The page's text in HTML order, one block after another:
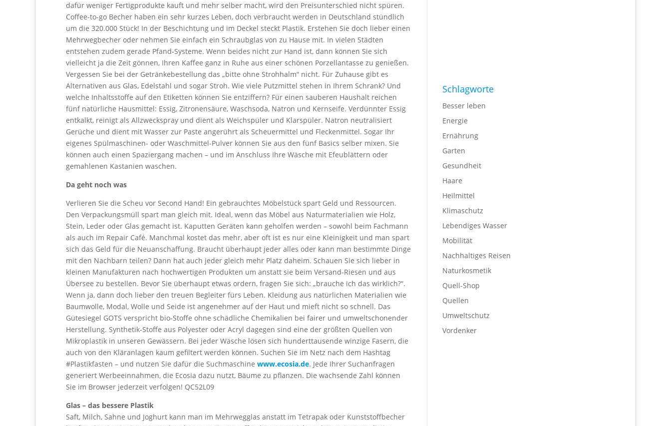
dafür weniger Fertigprodukte kauft und mehr selber macht, wird den Preisunterschied nicht spüren.
Coffee-to-go Becher haben ein sehr kurzes Leben, doch verbraucht werden in Deutschland stündlich
um die 320.000 Stück! In der Beschichtung und im Deckel steckt Plastik. Erstehen Sie doch lieber einen
Mehrwegbecher oder nehmen Sie einfach ein Schraubglas von zu Hause mit. In vielen Städten
entstehen zudem gerade Pfand-Systeme. Wenn beides nicht zur Hand ist, dann können Sie sich
vielleicht ja die Zeit gönnen, Ihren Kaffee ganz in Ruhe aus einer schönen Porzellantasse zu genießen.
Vergessen Sie bei der Getränkebestellung das „bitte ohne Strohhalm“ nicht. Für Zuhause gibt es
Alternativen aus Glas, Edelstahl und sogar Stroh. Wie viele Putzmittel stehen in Ihrem Schrank? Und
welche Inhaltsstoffe auf den Etiketten können Sie entziffern? Für einen sauberen Haushalt reichen
fünf natürliche Hausmittel: Essig, Zitronensäure, Waschsoda, Natron und Kernseife. Verdünnter Essig
entkalkt, reinigt als Allzweckspray und dient als Weichspüler und Klarspüler. Natron neutralisiert
Gerüche und dient mit Wasser zur Paste angerührt als Scheuermittel und Fleckenmittel. Sogar Ihr
eigenes Spülmaschinen- oder Waschmittel-Pulver können Sie aus den fünf Basics selber mixen. Sie
können auch einen Spaziergang machen – und im Anschluss Ihre Wäsche mit Efeublättern oder
gemahlenen Kastanien waschen.
Da geht noch was
Verlieren Sie die Scheu vor Second Hand! Ein gebrauchtes Möbelstück spart Geld und Ressourcen.
Den Verpackungsmüll spart man gleich mit. Ideal, wenn das Möbel aus Naturmaterialien wie Holz,
Stein, Leder oder Glas gemacht ist. Kaputten Geräten kann geholfen werden – sowohl beim Fachmann
als auch im Repair Café. Manchmal kostet das mehr, aber oft ist es nur eine Kleinigkeit und man spart
sich das Geld für die Neuanschaffung. Braucht überhaupt jeder alles oder kann man bestimmte Dinge
mit den Nachbarn teilen? Dann hat auch jeder gleich mehr Platz daheim. Schauen Sie sich lieber in
kleinen Manufakturen nach hochwertigen Produkten um anstatt sie beim Versand-Riesen und aus
Übersee zu bestellen. Bevor Sie überhaupt etwas ordern, fragen Sie sich: „brauche ich das wirklich?“.
Wenn ja, dann doch lieber den treuen Begleiter fürs Leben. Kleidung aus natürlichen Materialien wie
Baumwolle, Modal, Wolle und Seide ist angenehmer auf der Haut und mieft nicht so schnell. Das
Gütesiegel GOTS verspricht bio-Stoffe ohne schädliche Chemikalien bei fairer und umweltschonender
Herstellung. Synthetik-Stoffe aus Polyester oder Acryl dagegen sind eine der größten Quellen von
Mikroplastik in unseren Gewässern. Bei jeder Wäsche lösen sich hunderttausende winzige Fasern, die
auch von den Kläranlagen kaum gefiltert werden können. Suchen Sie im Netz nach dem Hashtag
#Plastikfasten – und nutzen Sie dafür die Suchmaschine www.ecosia.de. Jede Ihrer Suchanfragen
generiert Werbeeinnahmen, die Ecosia dazu nutzt, Bäume zu pflanzen. Die wachsende Zahl können
Sie im Browser jederzeit verfolgen! QC52L09
Glas – das bessere Plastik
Saft, Milch, Sahne und Joghurt kann man im Mehrwegglas anstatt im Tetrapak oder Kunst­stoff­becher
Schlagworte
Besser leben
Energie
Ernährung
Garten
Gesundheit
Haare
Heilmittel
Klimaschutz
Lebendiges Wasser
Mobilität
Nachhaltiges Reisen
Naturkosmetik
Quell-Shop
Quellen
Umweltschutz
Vordenker